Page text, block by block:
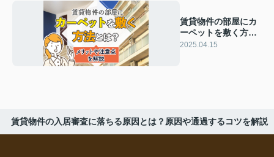
賃貸物件の部屋にカ
ーペットを敷く方法
とは？メリットや注
2025.04.15
賃貸物件の入居審査に落ちる原因とは？原因や通過するコツを解説